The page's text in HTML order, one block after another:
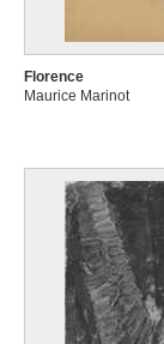
Florence
Maurice Marinot